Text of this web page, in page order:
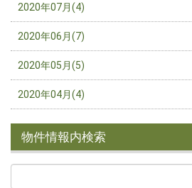
2020年07月(4)
2020年06月(7)
2020年05月(5)
2020年04月(4)
物件情報内検索